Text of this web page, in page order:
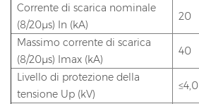
Corrente di scarica nominale
(8/20μs) In (kA)
20
Massimo corrente di scarica
(8/20μs) Imax (kA)
40
Livello di protezione della
tensione Up (kV)
≤4,0